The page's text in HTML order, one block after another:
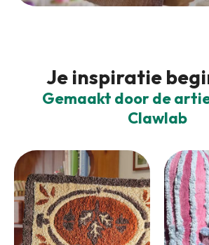
Je inspiratie
Gemaakt door de
Clawlab